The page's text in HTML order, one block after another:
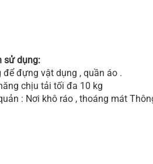
sử dụng:
để đựng vật dụng , quần áo .
chịu tải tối đa 10 kg
: Nơi khô ráo , thoáng mát